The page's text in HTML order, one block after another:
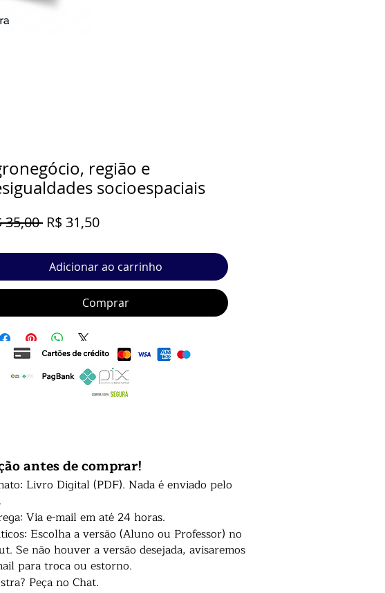
região e
socioespaciais
35,00 Preço
R$ 31,50Preço
Adicionar ao carrinho
Comprar
antes de comprar!
Livro Digital (PDF). Nada é enviado pelo
Via e-mail em até 24 horas.
Escolha a versão (Aluno ou Professor) no
Se não houver a versão desejada, avisaremos
para troca ou estorno.
Peça no Chat.